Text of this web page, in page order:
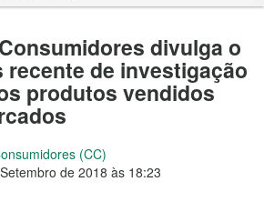
divulga o
recente de investigação
produtos vendidos
(CC)
de 2018 às 18:23